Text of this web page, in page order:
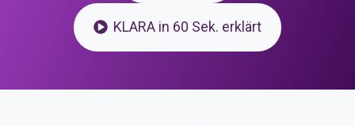
KLARA in 60 Sek. erklärt